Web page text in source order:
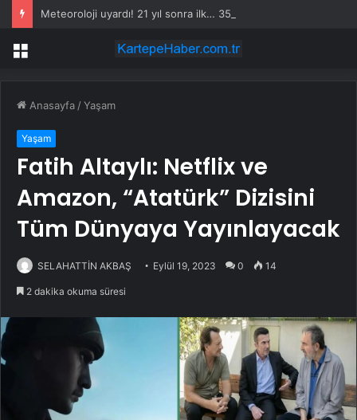
Meteoroloji uyardı! 21 yıl sonra ilk… 35 ile şiddetli geliyor
Menü
Anasayfa /Yaşam
Yaşam
Fatih Altaylı: Netflix ve
Amazon, “Atatürk” Dizisini
Tüm Dünyaya Yayınlayacak
SELAHATTİN AKBAŞ Eylül 19, 2023 0 14
2 dakika okuma süresi